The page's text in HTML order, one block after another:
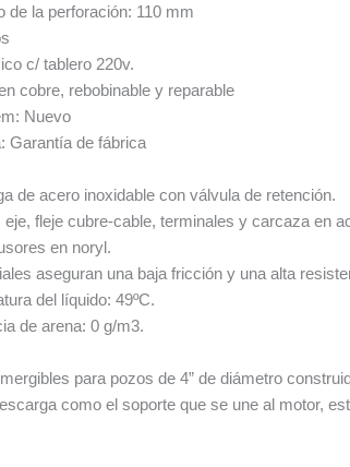
de la perforación: 110 mm
c/ tablero 220v.
cobre, rebobinable y reparable
Nuevo
Garantía de fábrica
de acero inoxidable con válvula de retención.
fleje cubre-cable, terminales y carcaza en
en noryl.
aseguran una baja fricción y una alta
del líquido: 49ºC.
de arena: 0 g/m3.
para pozos de 4” de diámetro
como el soporte que se une al motor,